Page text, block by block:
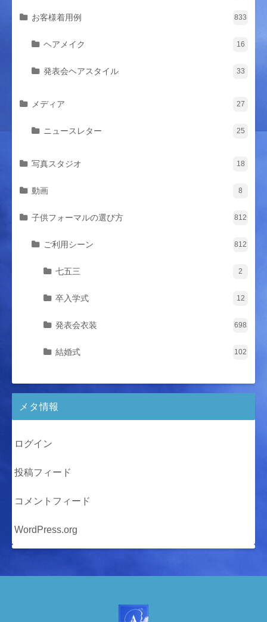
お客様着用例 833
ヘアメイク 16
発表会ヘアスタイル 33
メディア 27
ニュースレター 25
写真スタジオ 18
動画 8
子供フォーマルの選び方 812
ご利用シーン 812
七五三 2
卒入学式 12
発表会衣装 698
結婚式 102
メタ情報
ログイン
投稿フィード
コメントフィード
WordPress.org